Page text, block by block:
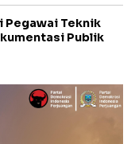
Pegawai Teknik
Publik